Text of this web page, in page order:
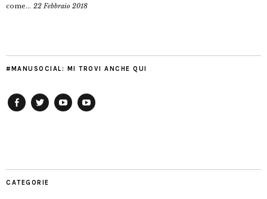
come... 22 Febbraio 2018
#MANUSOCIAL: MI TROVI ANCHE QUI
CATEGORIE